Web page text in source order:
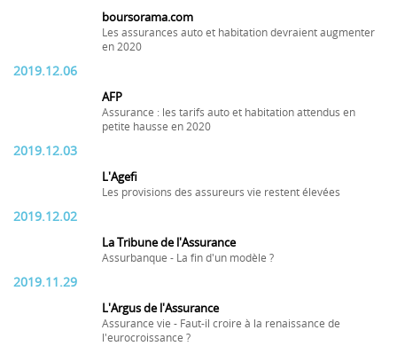
boursorama.com
Les assurances auto et habitation devraient augmenter
en 2020
2019.12.06
AFP
Assurance : les tarifs auto et habitation attendus en
petite hausse en 2020
2019.12.03
L'Agefi
Les provisions des assureurs vie restent élevées
2019.12.02
La Tribune de l'Assurance
Assurbanque - La fin d'un modèle ?
2019.11.29
L'Argus de l'Assurance
Assurance vie - Faut-il croire à la renaissance de
l'eurocroissance ?